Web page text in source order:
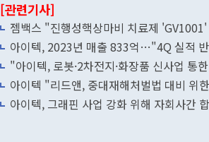
[관련기사]
젬백스 "진행성핵상마비 치료제
아이텍, 2023년 매출 833억…"4Q 실적
"아이텍, 로봇·2차전지·화장품 신사업
아이텍 "리드앤, 중대재해처벌법 대비 위
아이텍, 그래핀 사업 강화 위해 자회사간